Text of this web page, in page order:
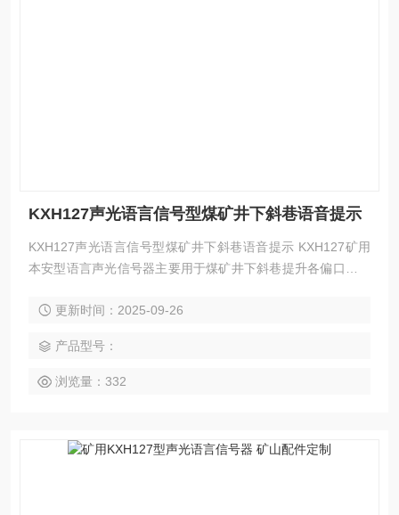
KXH127声光语言信号型煤矿井下斜巷语音提示
KXH127声光语言信号型煤矿井下斜巷语音提示 KXH127矿用
本安型语言声光信号器主要用于煤矿井下斜巷提升各偏口、上
更新时间：2025-09-26
产品型号：
浏览量：332